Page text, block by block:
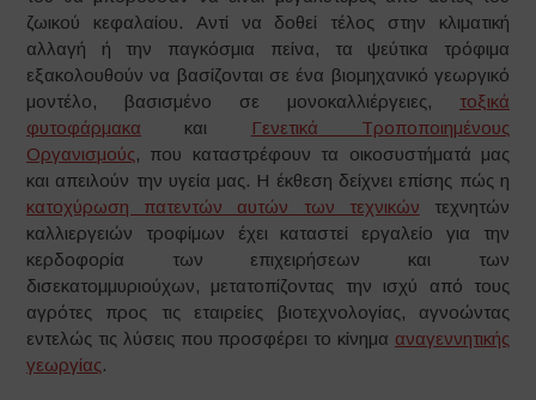
ζωικού κεφαλαίου. Αντί να δοθεί τέλος στην κλιματική
αλλαγή ή την παγκόσμια πείνα, τα ψεύτικα τρόφιμα
εξακολουθούν να βασίζονται σε ένα βιομηχανικό γεωργικό
μοντέλο, βασισμένο σε μονοκαλλιέργειες, τοξικά
φυτοφάρμακα και
Γενετικά Τροποποιημένους
Οργανισμούς, που καταστρέφουν τα οικοσυστήματά μας
και απειλούν την υγεία μας. Η έκθεση δείχνει επίσης πώς η
κατοχύρωση πατεντών αυτών των τεχνικών τεχνητών
καλλιεργειών τροφίμων έχει καταστεί εργαλείο για την
κερδοφορία των επιχειρήσεων και των
δισεκατομμυριούχων, μετατοπίζοντας την ισχύ από τους
αγρότες προς τις εταιρείες βιοτεχνολογίας, αγνοώντας
εντελώς τις λύσεις που προσφέρει το κίνημα αναγεννητικής
γεωργίας.